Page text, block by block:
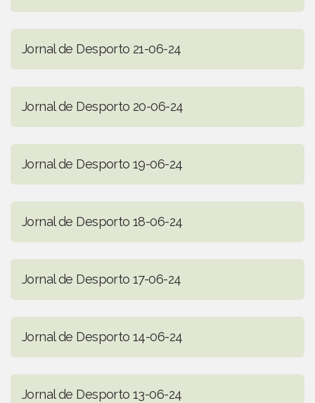
Jornal de Desporto 21-06-24
Jornal de Desporto 20-06-24
Jornal de Desporto 19-06-24
Jornal de Desporto 18-06-24
Jornal de Desporto 17-06-24
Jornal de Desporto 14-06-24
Jornal de Desporto 13-06-24